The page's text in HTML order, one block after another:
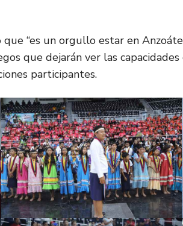
“es un orgullo estar en
que dejarán ver las
participantes.